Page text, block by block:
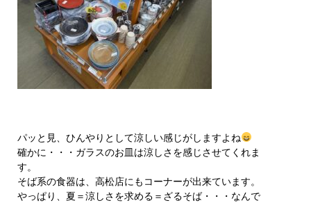
パッと見、ひんやりとして涼しい感じがしますよね
確かに・・・ガラスのお皿は涼しさを感じさせてくれま
す。
そば系の食器は、高松店にもコーナーが出来ています。
やっぱり、夏＝涼しさを求める＝ざるそば・・・なんで